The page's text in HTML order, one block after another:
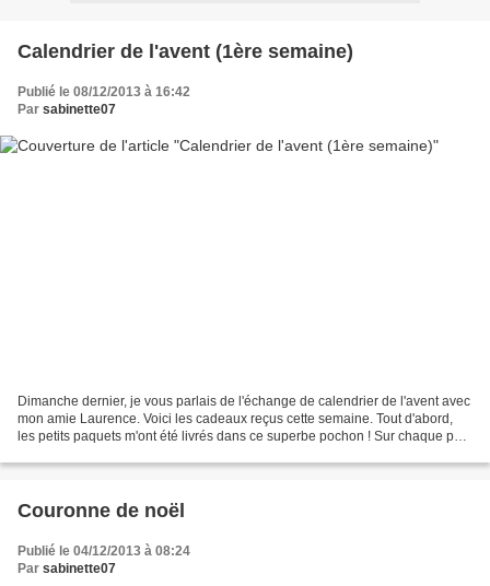
Calendrier de l'avent (1ère semaine)
Publié le 08/12/2013 à 16:42
Par sabinette07
Dimanche dernier, je vous parlais de l'échange de calendrier de l'avent avec
mon amie Laurence. Voici les cadeaux reçus cette semaine. Tout d'abord,
les petits paquets m'ont été livrés dans ce superbe pochon ! Sur chaque petit
Couronne de noël
Publié le 04/12/2013 à 08:24
Par sabinette07